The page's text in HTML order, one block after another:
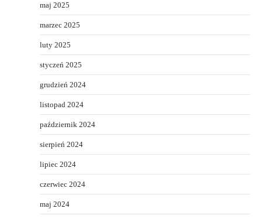
maj 2025
marzec 2025
luty 2025
styczeń 2025
grudzień 2024
listopad 2024
październik 2024
sierpień 2024
lipiec 2024
czerwiec 2024
maj 2024